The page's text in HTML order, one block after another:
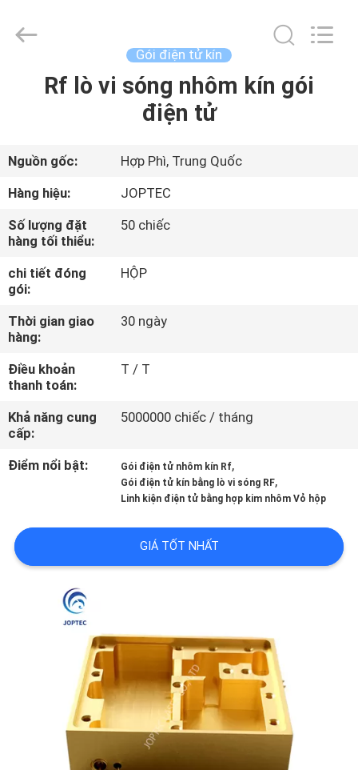
NHÀ
PHẨM
VỀ
CHÚNG
TÔI
THAM
QUAN
NHÀ
KIỂM
LƯỢNG
Rights
Gói điện tử kín
Rf lò vi sóng nhôm kín gói
điện tử
Nguồn gốc:
Hợp Phì, Trung Quốc
Hàng hiệu:
JOPTEC
Số lượng đặt
hàng tối thiểu:
50 chiếc
chi tiết đóng
gói:
HỘP
Thời gian giao
hàng:
30 ngày
Điều khoản
thanh toán:
T / T
Khả năng cung
cấp:
5000000 chiếc / tháng
Điểm nổi bật: Gói điện tử nhôm kín Rf,
Gói điện tử kín bằng lò vi sóng RF,
Linh kiện điện tử bằng hợp kim nhôm Vỏ hộp
GIÁ TỐT NHẤT